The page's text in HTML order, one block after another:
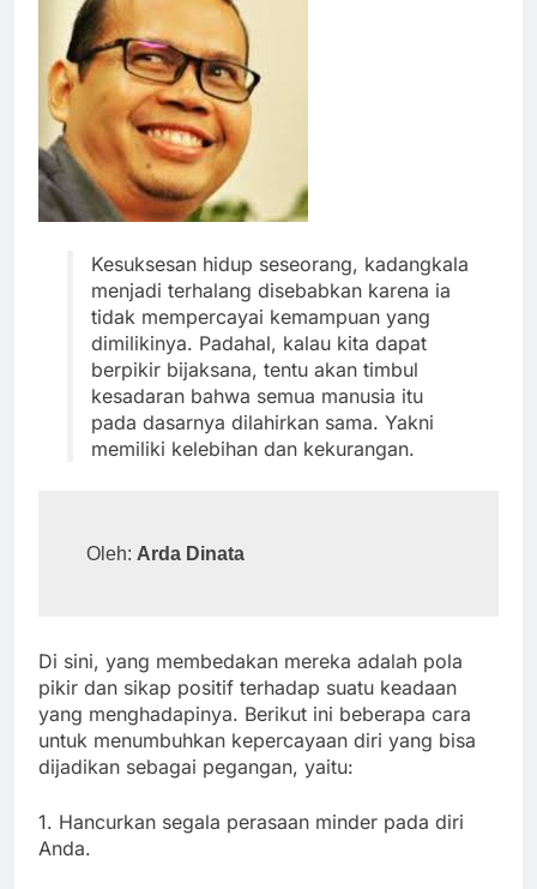
Kesuksesan hidup seseorang, kadangkala
menjadi terhalang disebabkan karena ia
tidak mempercayai kemampuan yang
dimilikinya. Padahal, kalau kita dapat
berpikir bijaksana, tentu akan timbul
kesadaran bahwa semua manusia itu
pada dasarnya dilahirkan sama. Yakni
memiliki kelebihan dan kekurangan.
Oleh: Arda Dinata
Di sini, yang membedakan mereka adalah pola
pikir dan sikap positif terhadap suatu keadaan
yang menghadapinya. Berikut ini beberapa cara
untuk menumbuhkan kepercayaan diri yang bisa
dijadikan sebagai pegangan, yaitu:
1. Hancurkan segala perasaan minder pada diri
Anda.